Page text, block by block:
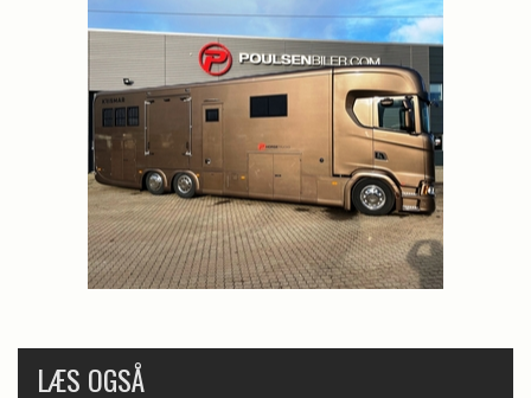
LÆS OGSÅ